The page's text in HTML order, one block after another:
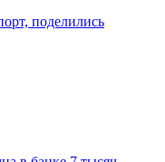
поделились